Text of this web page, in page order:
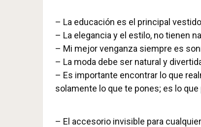
– La educación es el principal
– La elegancia y el estilo, no tienen
– Mi mejor venganza siempre es
– La moda debe ser natural y
– Es importante encontrar lo que
solamente lo que te pones; es lo
– El accesorio invisible para